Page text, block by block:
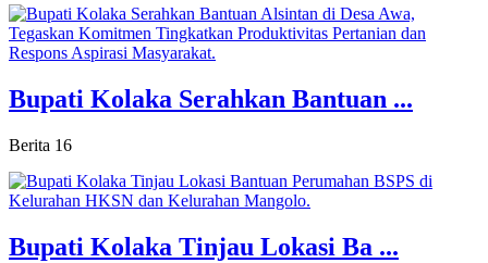
Bupati Kolaka Serahkan Bantuan ...
Berita 16
Bupati Kolaka Tinjau Lokasi Ba ...